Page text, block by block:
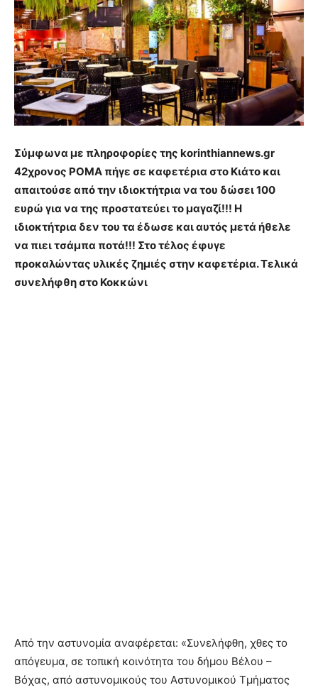
Σύμφωνα με πληροφορίες της korinthiannews.gr
42χρονος ΡΟΜΑ πήγε σε καφετέρια στο Κιάτο και
απαιτούσε από την ιδιοκτήτρια να του δώσει 100
ευρώ για να της προστατεύει το μαγαζί!!! Η
ιδιοκτήτρια δεν του τα έδωσε και αυτός μετά ήθελε
να πιει τσάμπα ποτά!!! Στο τέλος έφυγε
προκαλώντας υλικές ζημιές στην καφετέρια. Τελικά
συνελήφθη στο Κοκκώνι
Από την αστυνομία αναφέρεται: «Συνελήφθη, χθες το
απόγευμα, σε τοπική κοινότητα του δήμου Βέλου –
Βόχας, από αστυνομικούς του Αστυνομικού Τμήματος